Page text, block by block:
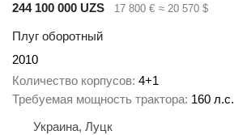
244 100 000 UZS
17 800 € ≈ 20 570 $
Плуг оборотный
2010
Количество корпусов 4+1
Требуемая мощность трактора 160 л.с.
Украина, Луцк